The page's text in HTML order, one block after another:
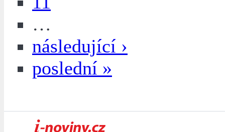
…
následující ›
poslední »